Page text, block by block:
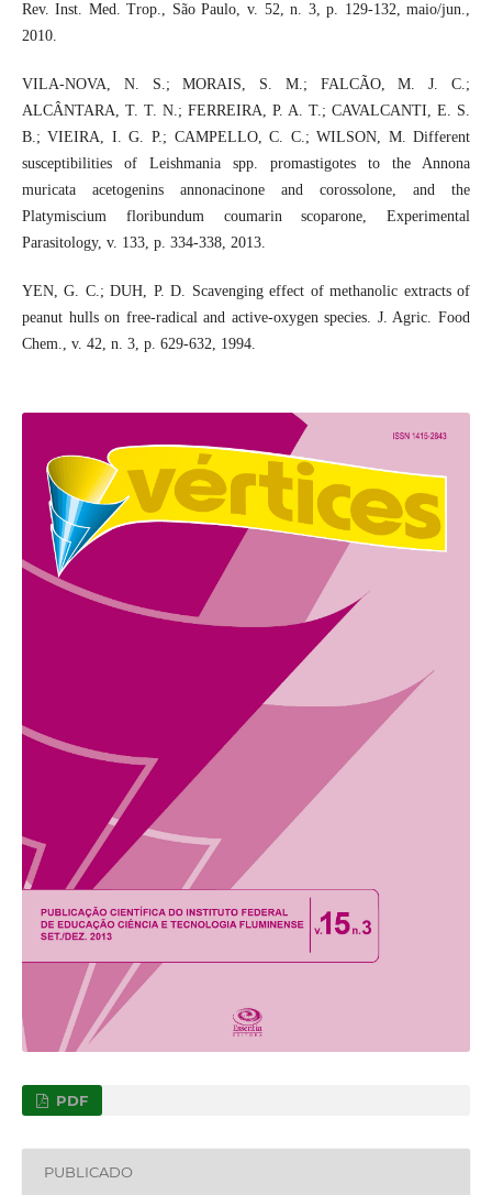
Rev. Inst. Med. Trop., São Paulo, v. 52, n. 3, p. 129-132, maio/jun.,
2010.
VILA-NOVA, N. S.; MORAIS, S. M.; FALCÃO, M. J. C.;
ALCÂNTARA, T. T. N.; FERREIRA, P. A. T.; CAVALCANTI, E. S.
B.; VIEIRA, I. G. P.; CAMPELLO, C. C.; WILSON, M. Different
susceptibilities of Leishmania spp. promastigotes to the Annona
muricata acetogenins annonacinone and corossolone, and the
Platymiscium floribundum coumarin scoparone, Experimental
Parasitology, v. 133, p. 334-338, 2013.
YEN, G. C.; DUH, P. D. Scavenging effect of methanolic extracts of
peanut hulls on free-radical and active-oxygen species. J. Agric. Food
Chem., v. 42, n. 3, p. 629-632, 1994.
PDF
PUBLICADO